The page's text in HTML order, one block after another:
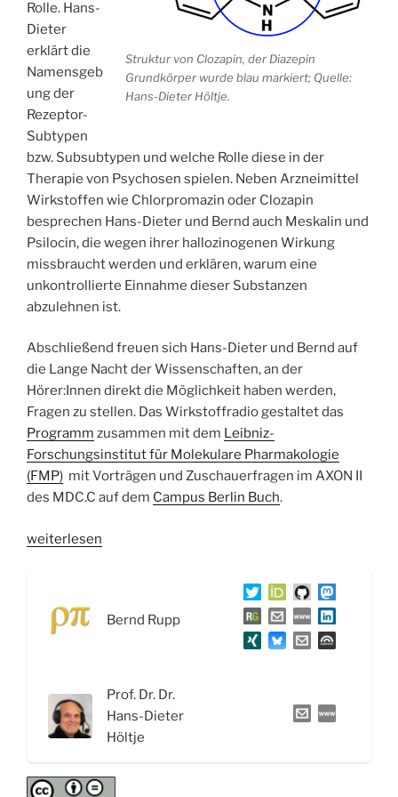
Struktur von Clozapin, der Diazepin
Grundkörper wurde blau markiert; Quelle:
Hans-Dieter Höltje.
Rolle. Hans-
Dieter
erklärt die
Namensgeb
ung der
Rezeptor-
Subtypen
bzw. Subsubtypen und welche Rolle diese in der
Therapie von Psychosen spielen. Neben Arzneimittel
Wirkstoffen wie Chlorpromazin oder Clozapin
besprechen Hans-Dieter und Bernd auch Meskalin und
Psilocin, die wegen ihrer hallozinogenen Wirkung
missbraucht werden und erklären, warum eine
unkontrollierte Einnahme dieser Substanzen
abzulehnen ist.
Abschließend freuen sich Hans-Dieter und Bernd auf
die Lange Nacht der Wissenschaften, an der
Hörer:Innen direkt die Möglichkeit haben werden,
Fragen zu stellen. Das Wirkstoffradio gestaltet das
Programm zusammen mit dem Leibniz-
Forschungsinstitut für Molekulare Pharmakologie
(FMP) mit Vorträgen und Zuschauerfragen im AXON II
des MDC.C auf dem Campus Berlin Buch.
„WSR055
weiterlesen
Bernd Rupp
Prof. Dr. Dr.
Hans-Dieter
Höltje